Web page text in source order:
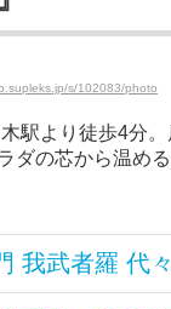
s/102083/photo
駅より徒歩4分
ダの芯から温め
我武者羅 代